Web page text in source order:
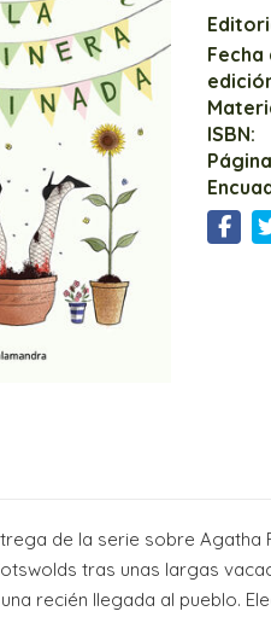
Fecha
ISBN:
de la serie sobre
tras unas largas
recién llegada al pueblo.